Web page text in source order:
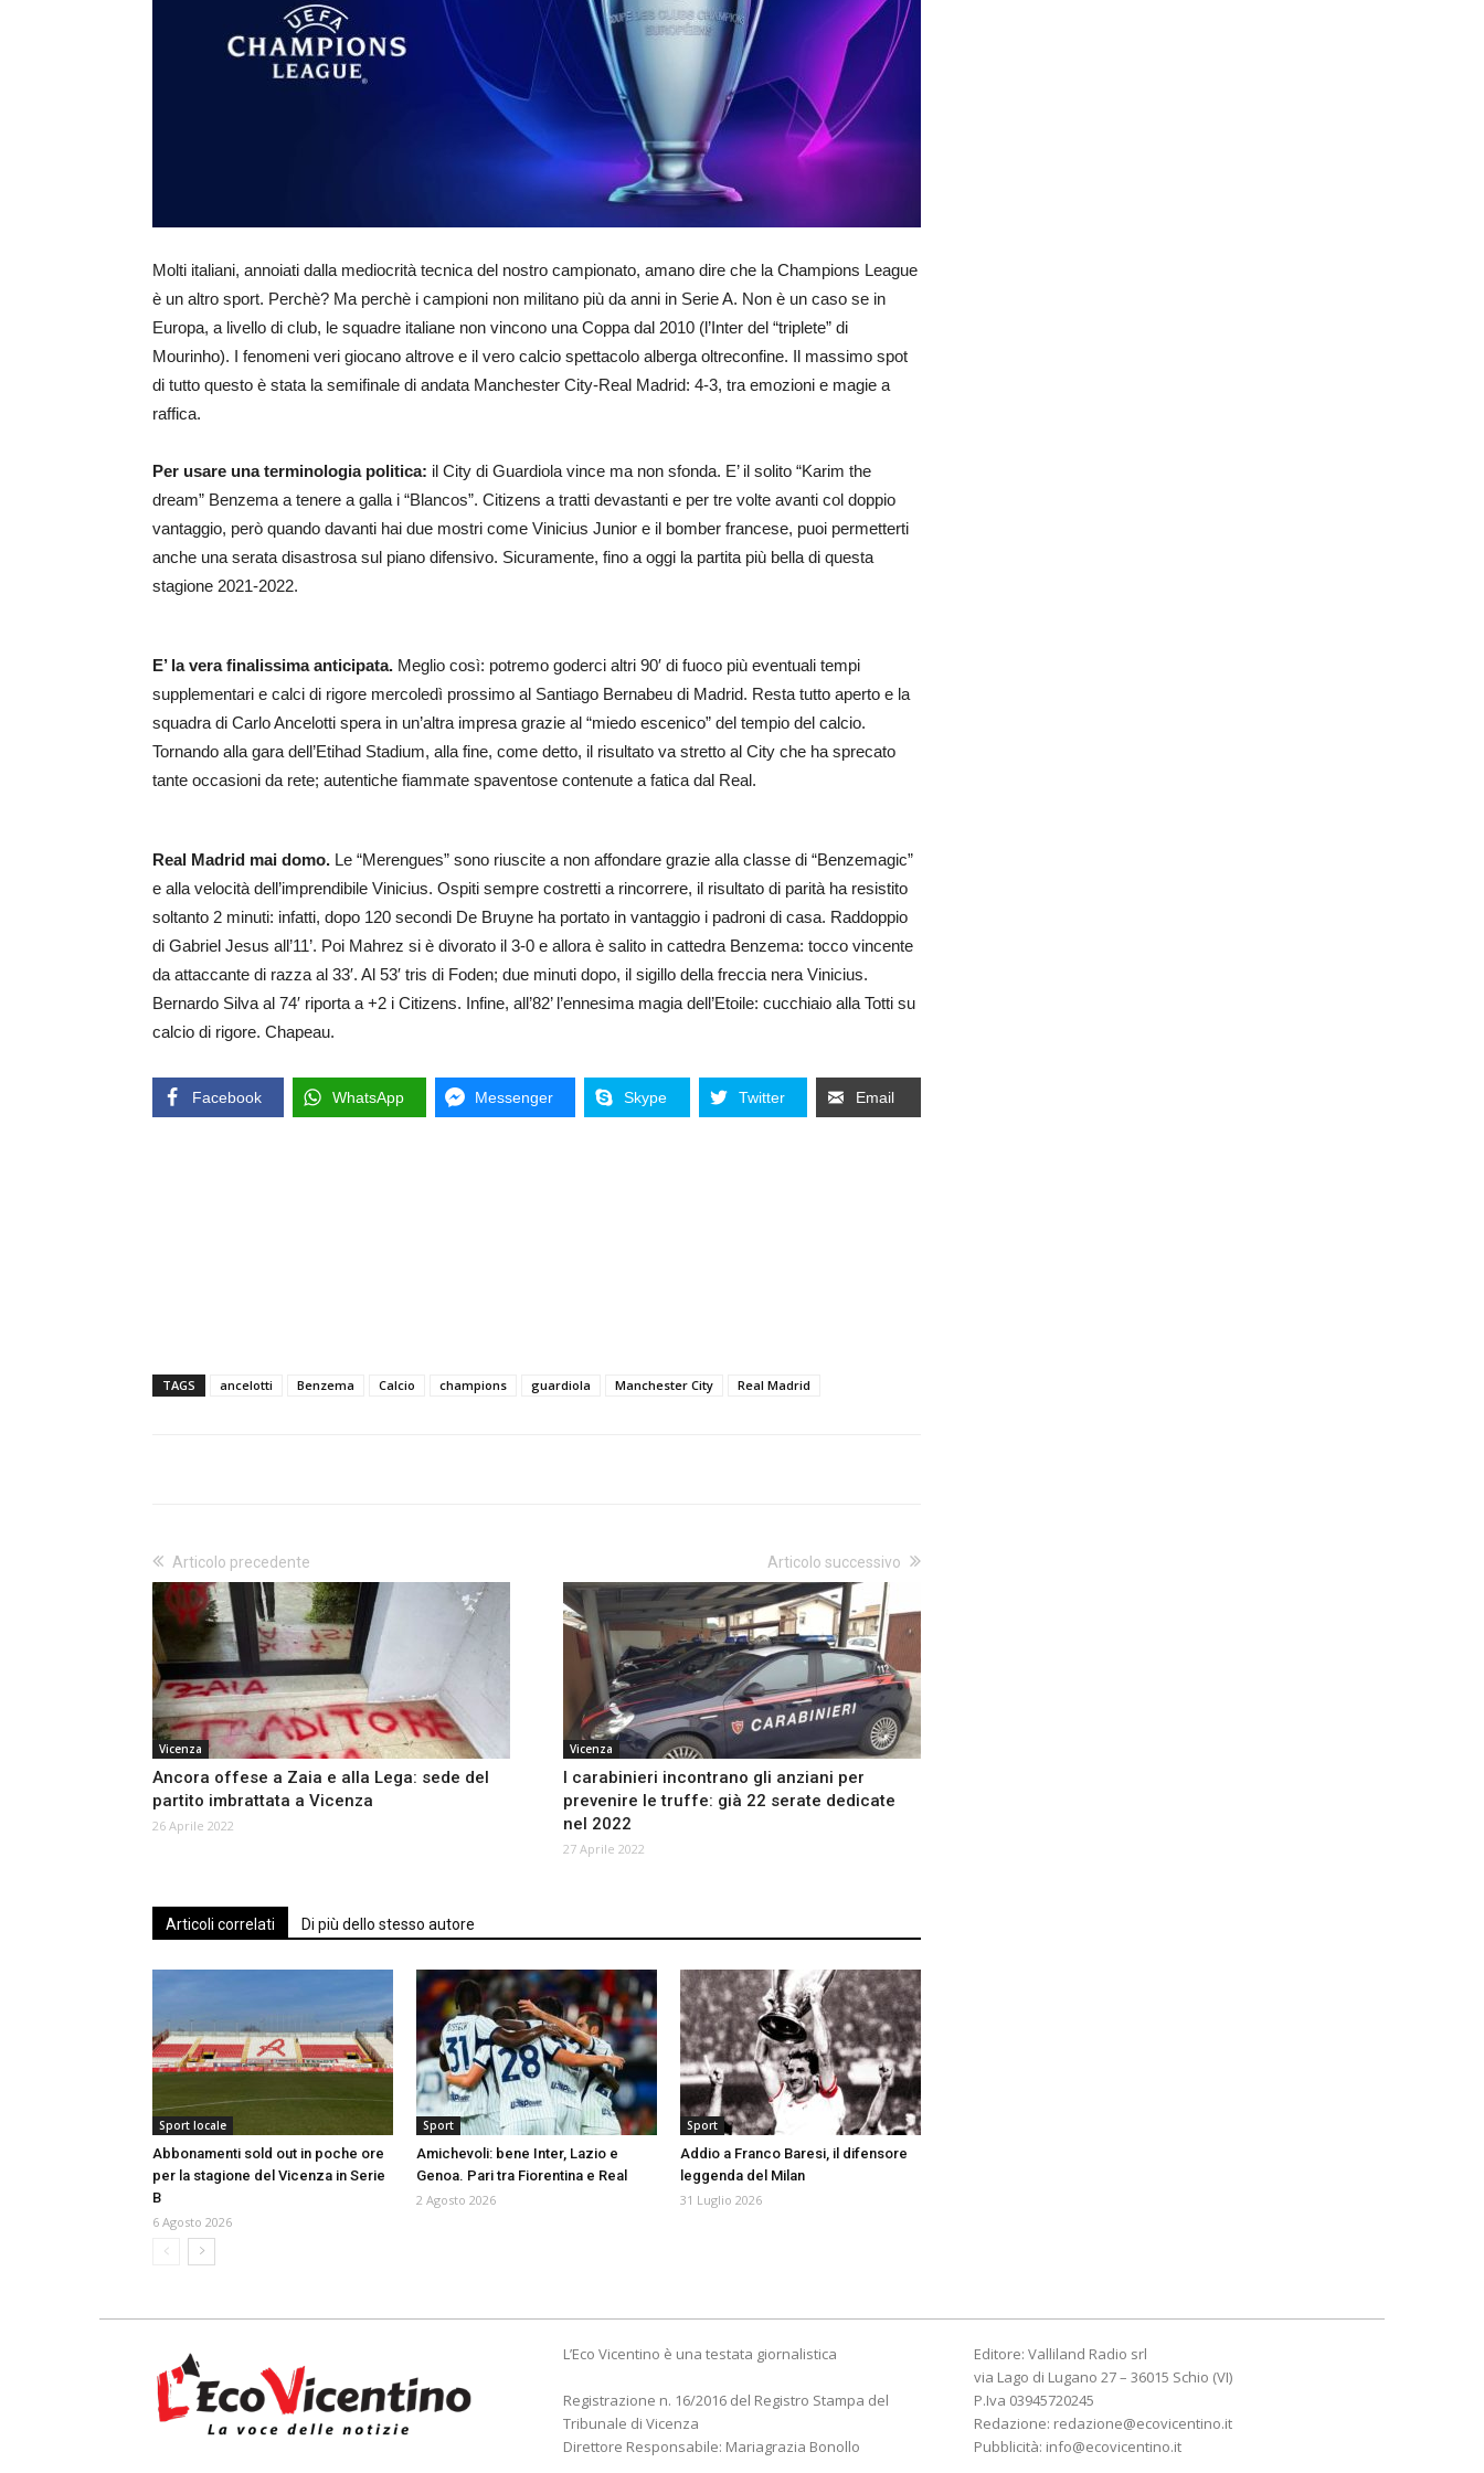
Molti italiani, annoiati dalla mediocrità tecnica del nostro campionato, amano dire che la Champions League
è un altro sport. Perchè? Ma perchè i campioni non militano più da anni in Serie A. Non è un caso se in
Europa, a livello di club, le squadre italiane non vincono una Coppa dal 2010 (l’Inter del “triplete” di
Mourinho). I fenomeni veri giocano altrove e il vero calcio spettacolo alberga oltreconfine. Il massimo spot
di tutto questo è stata la semifinale di andata Manchester City-Real Madrid: 4-3, tra emozioni e magie a
raffica.
Per usare una terminologia politica: il City di Guardiola vince ma non sfonda. E’ il solito “Karim the
dream” Benzema a tenere a galla i “Blancos”. Citizens a tratti devastanti e per tre volte avanti col doppio
vantaggio, però quando davanti hai due mostri come Vinicius Junior e il bomber francese, puoi permetterti
anche una serata disastrosa sul piano difensivo. Sicuramente, fino a oggi la partita più bella di questa
stagione 2021-2022.
E’ la vera finalissima anticipata. Meglio così: potremo goderci altri 90′ di fuoco più eventuali tempi
supplementari e calci di rigore mercoledì prossimo al Santiago Bernabeu di Madrid. Resta tutto aperto e la
squadra di Carlo Ancelotti spera in un’altra impresa grazie al “miedo escenico” del tempio del calcio.
Tornando alla gara dell’Etihad Stadium, alla fine, come detto, il risultato va stretto al City che ha sprecato
tante occasioni da rete; autentiche fiammate spaventose contenute a fatica dal Real.
Real Madrid mai domo. Le “Merengues” sono riuscite a non affondare grazie alla classe di “Benzemagic”
e alla velocità dell’imprendibile Vinicius. Ospiti sempre costretti a rincorrere, il risultato di parità ha resistito
soltanto 2 minuti: infatti, dopo 120 secondi De Bruyne ha portato in vantaggio i padroni di casa. Raddoppio
di Gabriel Jesus all’11’. Poi Mahrez si è divorato il 3-0 e allora è salito in cattedra Benzema: tocco vincente
da attaccante di razza al 33′. Al 53′ tris di Foden; due minuti dopo, il sigillo della freccia nera Vinicius.
Bernardo Silva al 74′ riporta a +2 i Citizens. Infine, all’82’ l’ennesima magia dell’Etoile: cucchiaio alla Totti su
calcio di rigore. Chapeau.
Facebook WhatsApp Messenger Skype Twitter Email
TAGS ancelotti Benzema Calcio champions guardiola Manchester City Real Madrid
Articolo precedente
Vicenza
Ancora offese a Zaia e alla Lega: sede del
partito imbrattata a Vicenza
26 Aprile 2022
Articolo successivo
Vicenza
I carabinieri incontrano gli anziani per
prevenire le truffe: già 22 serate dedicate
nel 2022
27 Aprile 2022
Articoli correlati Di più dello stesso autore
Sport locale
Abbonamenti sold out in poche ore
per la stagione del Vicenza in Serie
B
6 Agosto 2026
Sport
Amichevoli: bene Inter, Lazio e
Genoa. Pari tra Fiorentina e Real
2 Agosto 2026
Sport
Addio a Franco Baresi, il difensore
leggenda del Milan
31 Luglio 2026
L’Eco Vicentino è una testata giornalistica
Registrazione n. 16/2016 del Registro Stampa del
Tribunale di Vicenza
Direttore Responsabile: Mariagrazia Bonollo
Editore: Valliland Radio srl
via Lago di Lugano 27 – 36015 Schio (VI)
P.Iva 03945720245
Redazione: redazione@ecovicentino.it
Pubblicità: info@ecovicentino.it